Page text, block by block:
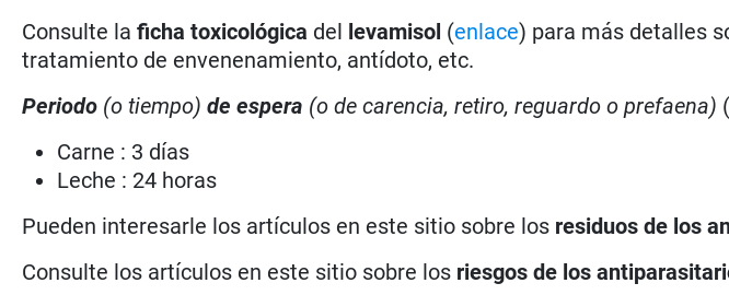
Consulte laficha toxicológica del levamisol (enlace) para más detalles
tratamiento de envenenamiento, antídoto, etc.
Periodo (o tiempo)de espera (o de carencia, retiro, reguardo o prefaena)
Carne : 3 días
Leche : 24 horas
Pueden interesarle los artículos en este sitio sobre los residuos de los
Consulte los artículos en este sitio sobre los riesgos de los